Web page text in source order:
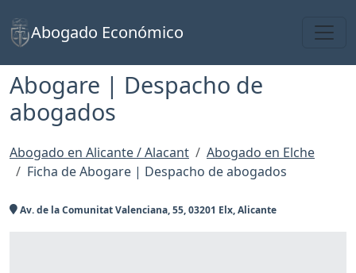
Abogado Económico
Abogare | Despacho de
abogados
Abogado en Alicante / Alacant
Abogado en Elche
Ficha de Abogare | Despacho de abogados
Av. de la Comunitat Valenciana, 55, 03201 Elx, Alicante